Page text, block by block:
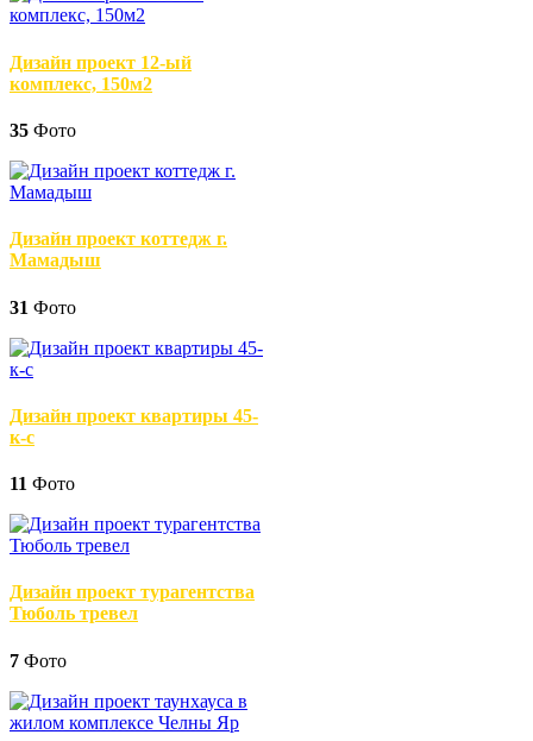
Дизайн проект 12-ый
комплекс, 150м2
35 Фото
Дизайн проект коттедж г.
Мамадыш
31 Фото
Дизайн проект квартиры 45-
к-с
11 Фото
Дизайн проект турагентства
Тюболь тревел
7 Фото